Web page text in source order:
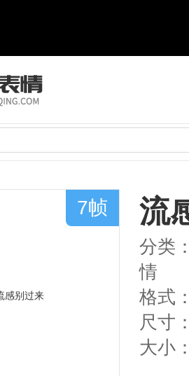
7帧 流
分类：
情
格式：
尺寸：
大小：